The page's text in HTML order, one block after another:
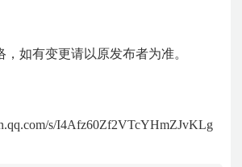
，如有变更请以原发布者为准。
s/I4Afz60Zf2VTcYHmZJvKLg